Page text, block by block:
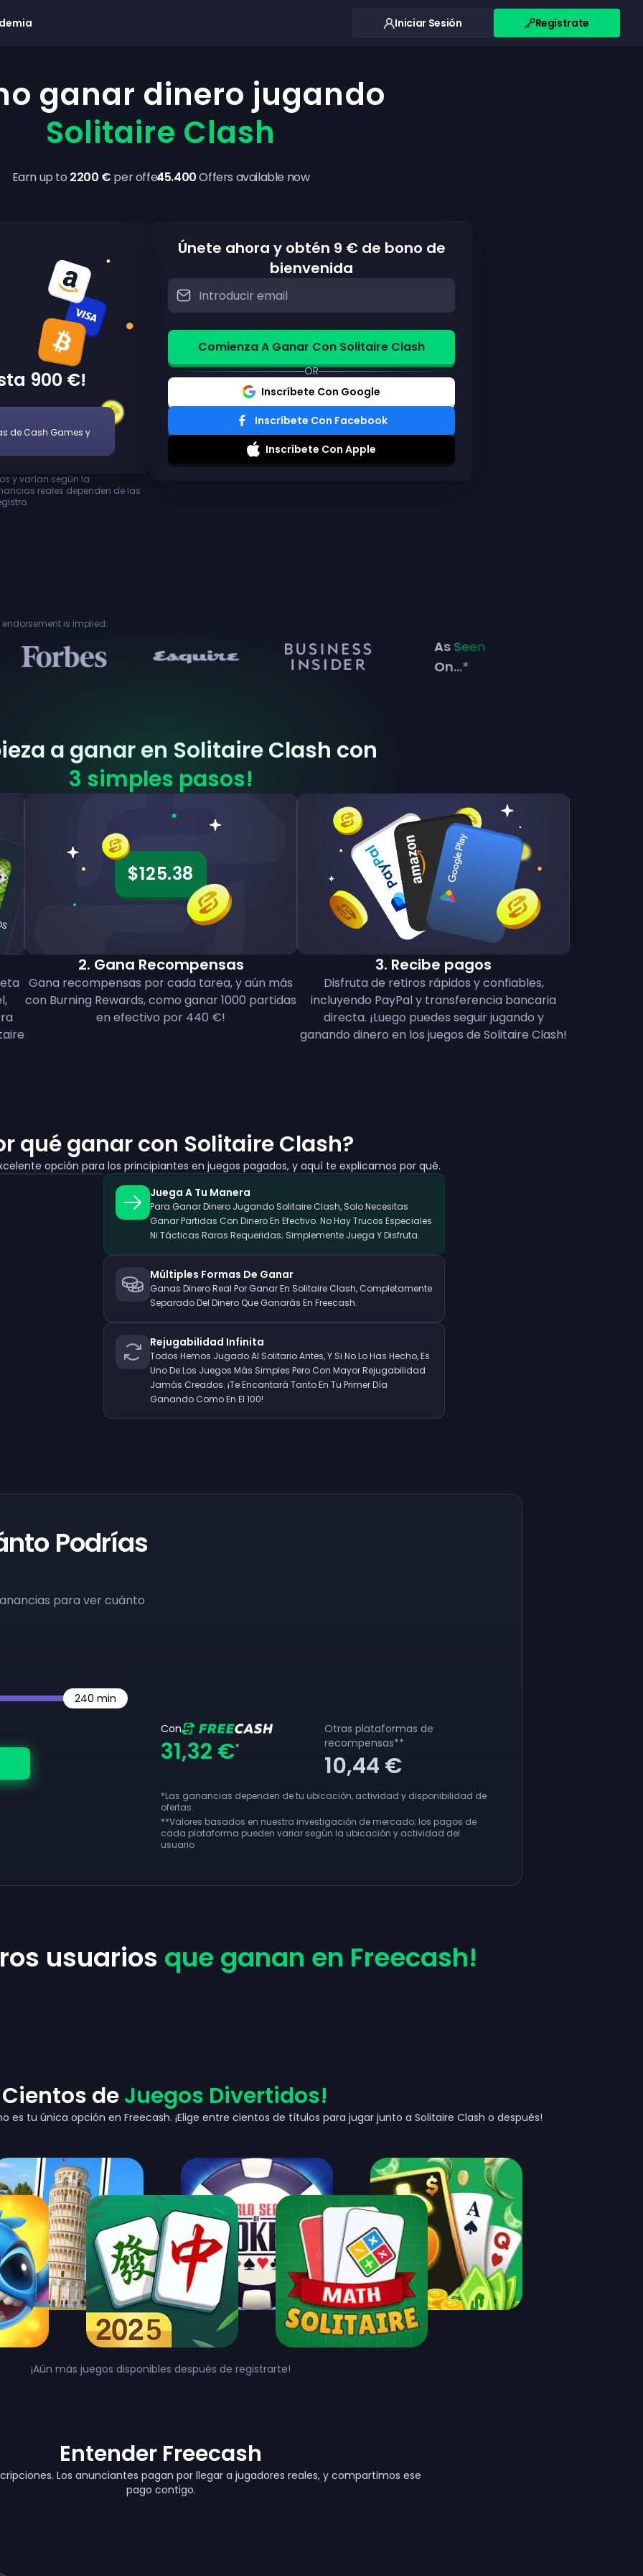
Iniciar Sesión Regístrate
ganar dinero jugando
Solitaire Clash
Earn up to 2200 € per offer45.400Offers available now
900 €!
de Cash Games y
y varían según la
reales dependen de las
Únete ahora y obtén 9 € de bono de
bienvenida
Comienza A Ganar Con Solitaire Clash
OR
Inscríbete Con Google
Inscríbete Con Facebook
Inscríbete Con Apple
is implied.
AsSeen
On...*
a ganar en Solitaire Clash con
3 simples pasos!
$125.38
2. Gana Recompensas
Gana recompensas por cada tarea, y aún más
con Burning Rewards, como ganar 1000 partidas
en efectivo por 440 €!
3. Recibe pagos
Disfruta de retiros rápidos y confiables,
incluyendo PayPal y transferencia bancaria
directa. ¡Luego puedes seguir jugando y
ganando dinero en los juegos de Solitaire Clash!
qué ganar con Solitaire Clash?
opción para los principiantes en juegos pagados, y aquí te explicamos por qué.
Juega A Tu Manera
Para Ganar Dinero Jugando Solitaire Clash, Solo Necesitas
Ganar Partidas Con Dinero En Efectivo. No Hay Trucos Especiales
Ni Tácticas Raras Requeridas; Simplemente Juega Y Disfruta.
Múltiples Formas De Ganar
Ganas Dinero Real Por Ganar En Solitaire Clash, Completamente
Separado Del Dinero Que Ganarás En Freecash.
Rejugabilidad Infinita
Todos Hemos Jugado Al Solitario Antes, Y Si No Lo Has Hecho, Es
Uno De Los Juegos Más Simples Pero Con Mayor Rejugabilidad
Jamás Creados. ¡Te Encantará Tanto En Tu Primer Día
Ganando Como En El 100!
Podrías
para ver cuánto
240 min
Con
31,32 €*
Otras plataformas de
recompensas**
10,44 €
*Las ganancias dependen de tu ubicación, actividad y disponibilidad de
ofertas.
**Valores basados en nuestra investigación de mercado; los pagos de
cada plataforma pueden variar según la ubicación y actividad del
usuario
usuarios que ganan en Freecash!
deJuegos Divertidos!
es tu única opción en Freecash. ¡Elige entre cientos de títulos para jugar junto a Solitaire Clash o después!
¡Aún más juegos disponibles después de registrarte!
Entender Freecash
Los anunciantes pagan por llegar a jugadores reales, y compartimos ese
pago contigo.